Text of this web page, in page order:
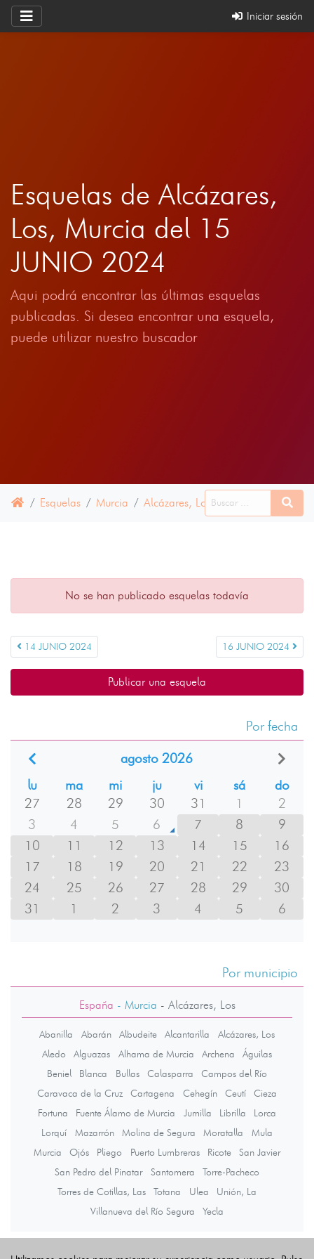
Iniciar sesión
Esquelas de Alcázares,
Los, Murcia del 15
JUNIO 2024
Aqui podrá encontrar las últimas esquelas
publicadas. Si desea encontrar una esquela,
puede utilizar nuestro buscador
Esquelas Murcia Alcázares, Los 15 JUNIO 2024
No se han publicado esquelas todavía
14 JUNIO 2024 16 JUNIO 2024
Publicar una esquela
Por fecha
agosto 2026
lu
ma mi ju vi sá
do
27
28 29 30 31 1
2
3
4 5 6 7 8
9
10
11 12 13 14 15
16
17
18 19 20 21 22
23
24
25 26 27 28 29
30
31
1 2 3 4 5 6
Por municipio
España - Murcia - Alcázares, Los
Abanilla Abarán Albudeite Alcantarilla
Alcázares, Los
Aledo
Alguazas Alhama de Murcia Archena
Águilas
Beniel
Blanca Bullas Calasparra
Campos del Río
Caravaca de la Cruz
Cartagena Cehegín Ceutí
Cieza
Fortuna
Fuente Álamo de Murcia Jumilla Librilla
Lorca
Lorquí
Mazarrón Molina de Segura Moratalla
Mula
Murcia
Ojós Pliego Puerto Lumbreras Ricote
San Javier
San Pedro del Pinatar
Santomera
Torre-Pacheco
Torres de Cotillas, Las
Totana Ulea
Unión, La
Villanueva del Río Segura
Yecla